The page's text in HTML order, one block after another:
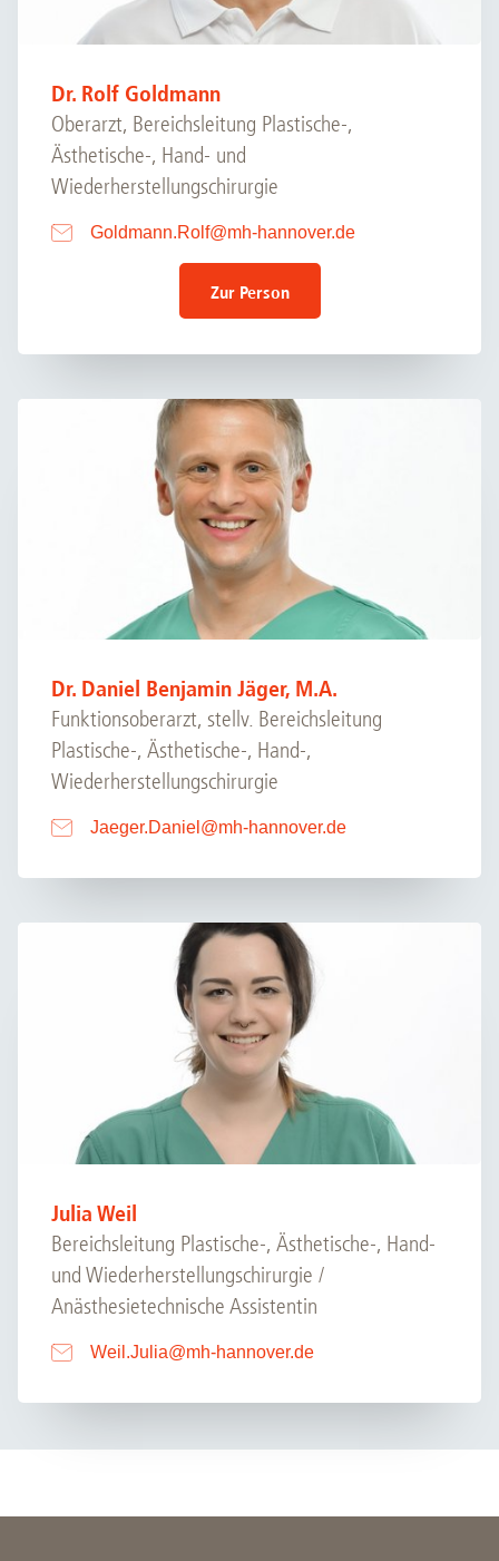
Dr. Rolf Goldmann
Oberarzt, Bereichsleitung Plastische-,
Ästhetische-, Hand- und
Wiederherstellungschirurgie
Goldmann.Rolf@mh-hannover.de
Zur Person
Dr. Daniel Benjamin Jäger, M.A.
Funktionsoberarzt, stellv. Bereichsleitung
Plastische-, Ästhetische-, Hand-,
Wiederherstellungschirurgie
Jaeger.Daniel @mh-hannover.de
Julia Weil
Bereichsleitung Plastische-, Ästhetische-, Hand-
und Wiederherstellungschirurgie /
Anästhesietechnische Assistentin
Weil.Julia@mh-hannover.de